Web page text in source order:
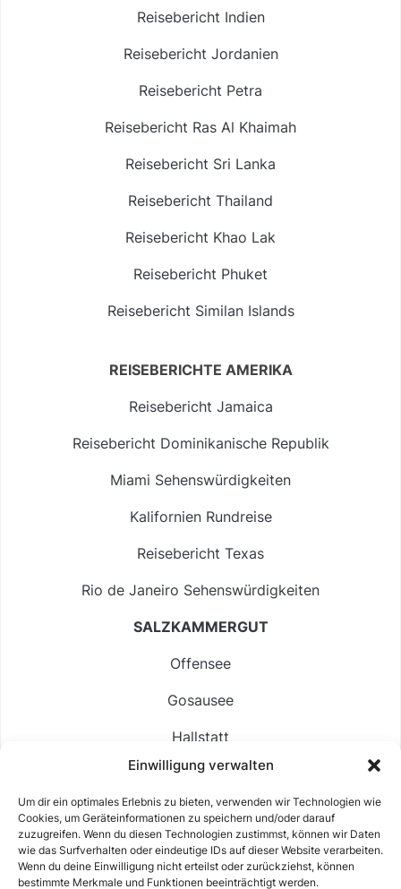
Einwilligung verwalten
Um dir ein optimales Erlebnis zu bieten, verwenden wir Technologien wie
Cookies, um Geräteinformationen zu speichern und/oder darauf
zuzugreifen. Wenn du diesen Technologien zustimmst, können wir Daten
wie das Surfverhalten oder eindeutige IDs auf dieser Website verarbeiten.
Wenn du deine Einwilligung nicht erteilst oder zurückziehst, können
bestimmte Merkmale und Funktionen beeinträchtigt werden.
Reisebericht Indien
Reisebericht Jordanien
Reisebericht Petra
Reisebericht Ras Al Khaimah
Reisebericht Sri Lanka
Reisebericht Thailand
Reisebericht Khao Lak
Reisebericht Phuket
Reisebericht Similan Islands
REISEBERICHTE AMERIKA
Reisebericht Jamaica
Reisebericht Dominikanische Republik
Miami Sehenswürdigkeiten
Kalifornien Rundreise
Reisebericht Texas
Rio de Janeiro Sehenswürdigkeiten
SALZKAMMERGUT
Offensee
Gosausee
Hallstatt
Langbathsee
Altausseer See
Hintersee